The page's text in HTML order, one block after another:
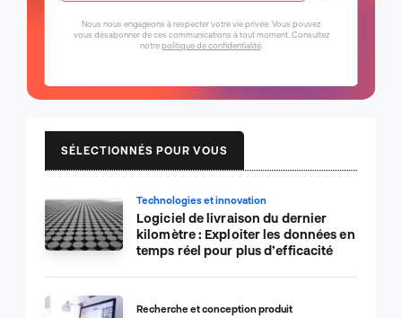
Nous nous engageons à respecter votre vie privée. Vous pouvez
vous désabonner de ces communications à tout moment. Consultez
notrepolitique de confidentialité.
SÉLECTIONNÉS POUR VOUS
Technologies et innovation
Logiciel de livraison du dernier
kilomètre : Exploiter les données en
temps réel pour plus d’efficacité
Recherche et conception produit